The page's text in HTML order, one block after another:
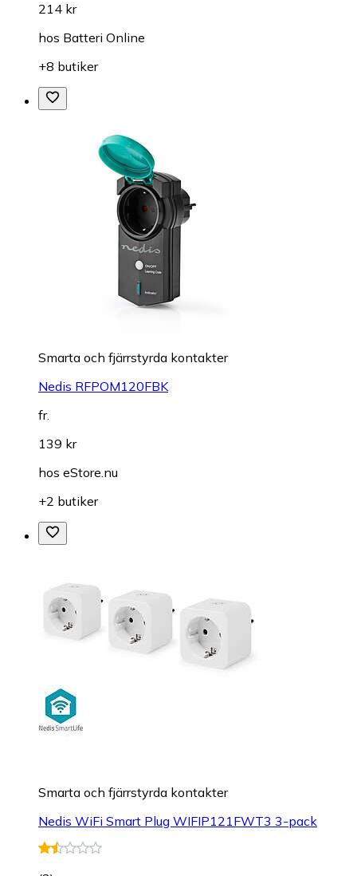
214 kr
hos Batteri Online
+8 butiker
Smarta och fjärrstyrda kontakter
Nedis RFPOM120FBK
fr.
139 kr
hos eStore.nu
+2 butiker
Smarta och fjärrstyrda kontakter
Nedis WiFi Smart Plug WIFIP121FWT3 3-pack